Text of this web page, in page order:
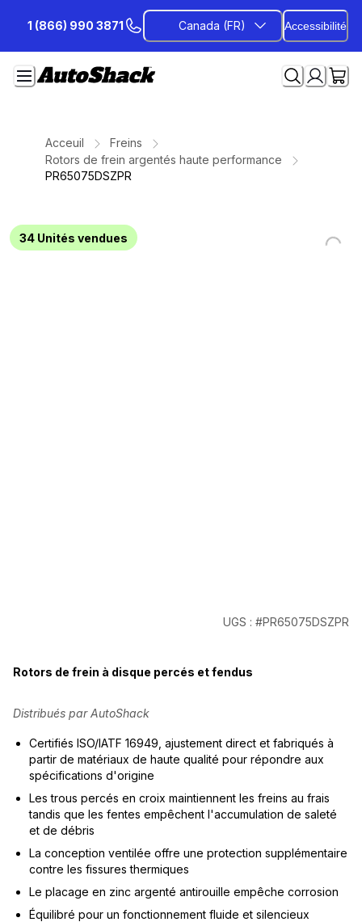
contenu
1 (866) 990 3871 Canada (FR) Accessibilité
Acceuil
Freins
Rotors de frein argentés haute performance
PR65075DSZPR
34 Unités vendues
UGS : #PR65075DSZPR
Rotors de frein à disque percés et fendus
Distribués par AutoShack
Certifiés ISO/IATF 16949, ajustement direct et fabriqués à
partir de matériaux de haute qualité pour répondre aux
spécifications d'origine
Les trous percés en croix maintiennent les freins au frais
tandis que les fentes empêchent l'accumulation de saleté
et de débris
La conception ventilée offre une protection supplémentaire
contre les fissures thermiques
Le placage en zinc argenté antirouille empêche corrosion
Équilibré pour un fonctionnement fluide et silencieux